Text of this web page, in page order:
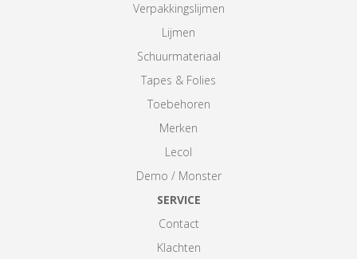
Verpakkingslijmen
Lijmen
Schuurmateriaal
Tapes & Folies
Toebehoren
Merken
Lecol
Demo / Monster
SERVICE
Contact
Klachten